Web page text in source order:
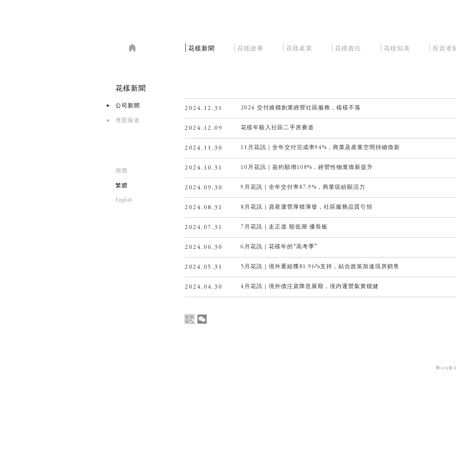
花樣新聞 花樣故事 花樣産業 花樣責任 花樣知美 投資者
花樣新聞
公司新聞
專題報道
簡體
繁軆
English
2024.12.31 2024 交付維穩創業經營社區服務，樣樣不落
2024.12.09 花樣年殺入社區二手房賽道
2024.11.30 11月花訊｜全年交付完成率94%，商業及産業空間持續煥新
2024.10.31 10月花訊｜簽約額增108%，經營性物業煥新提升
2024.09.30 9月花訊｜全年交付率87.9%，商業缤紛顯活力
2024.08.31 8月花訊｜資産運營厚積薄發，社區服務品質引領
2024.07.31 7月花訊｜走正道 順低潮 優長板
2024.06.30 6月花訊｜花樣年的“高考季”
2024.05.31 5月花訊｜境外重組獲81.96%支持，結合政策加速現房銷售
2024.04.30 4月花訊｜境外債注資降息展期，境内運營紮實穩健